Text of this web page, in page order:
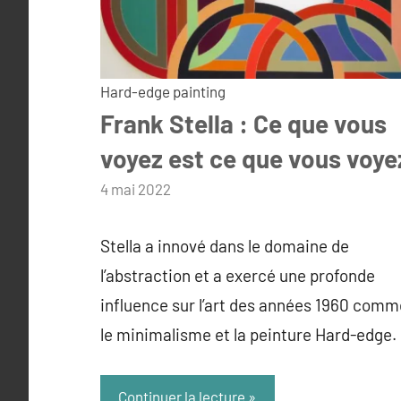
Hard-edge painting
Frank Stella : Ce que vous
voyez est ce que vous
par
4 mai 2022
Stella a innové dans le domaine de
l’abstraction et a exercé une profonde
influence sur l’art des années 1960
le minimalisme et la peinture Hard-edge.
Continuer la lecture